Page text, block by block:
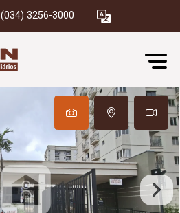
(034) 3256-3000